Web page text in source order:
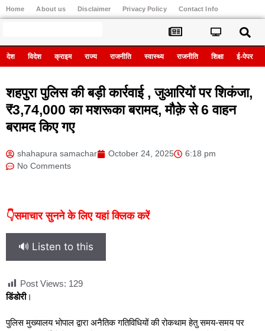
Home About us Disclaimer Privacy Policy Contact Info
देश विदेश क्राइम राज्य राजनीति स्वास्थ्य राजनीति शिक्षा ई-पेपर
शहपुरा पुलिस की बड़ी कार्रवाई , जुआरियों पर शिकंजा,
₹3,74,000 का मशरूका बरामद, मौक़े से 6 वाहन
बरामद किए गए
shahapura samachar October 24, 2025
6:18 pm
No Comments
👇समाचार सुनने के लिए यहां क्लिक करें
🔊 Listen to this
Post Views: 129
डिंडोरी।
पुलिस मुख्यालय भोपाल द्वारा अनैतिक गतिविधियों की रोकथाम हेतु समय-समय पर